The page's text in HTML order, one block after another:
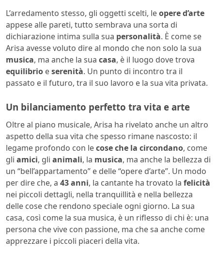
L’arredamento stesso, gli oggetti scelti, leopere d’arte
appese alle pareti, tutto sembrava una sorta di
dichiarazione intima sulla sua personalità. È come se
Arisa avesse voluto dire al mondo che non solo la sua
musica, ma anche la sua casa, è il luogo dove trova
equilibrio eserenità. Un punto di incontro tra il
passato e il futuro, tra il suo lavoro e la sua vita privata.
Un bilanciamento perfetto tra vita e arte
Oltre al piano musicale, Arisa ha rivelato anche un altro
aspetto della sua vita che spesso rimane nascosto: il
legame profondo con lecose che la circondano, come
gli amici, gli animali, la musica, ma anche la bellezza di
un “bell’appartamento” e delle “opere d’arte”. Un modo
per dire che, a 43 anni, la cantante ha trovato la felicità
nei piccoli dettagli, nella tranquillità e nella bellezza
delle cose che rendono speciale ogni giorno. La sua
casa, così come la sua musica, è un riflesso di chi è: una
persona che vive con passione, ma che sa anche come
apprezzare i piccoli piaceri della vita.